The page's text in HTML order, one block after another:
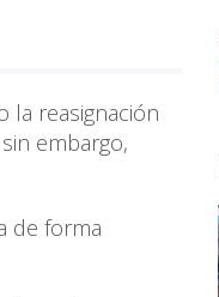
la reasignación
embargo,
de forma